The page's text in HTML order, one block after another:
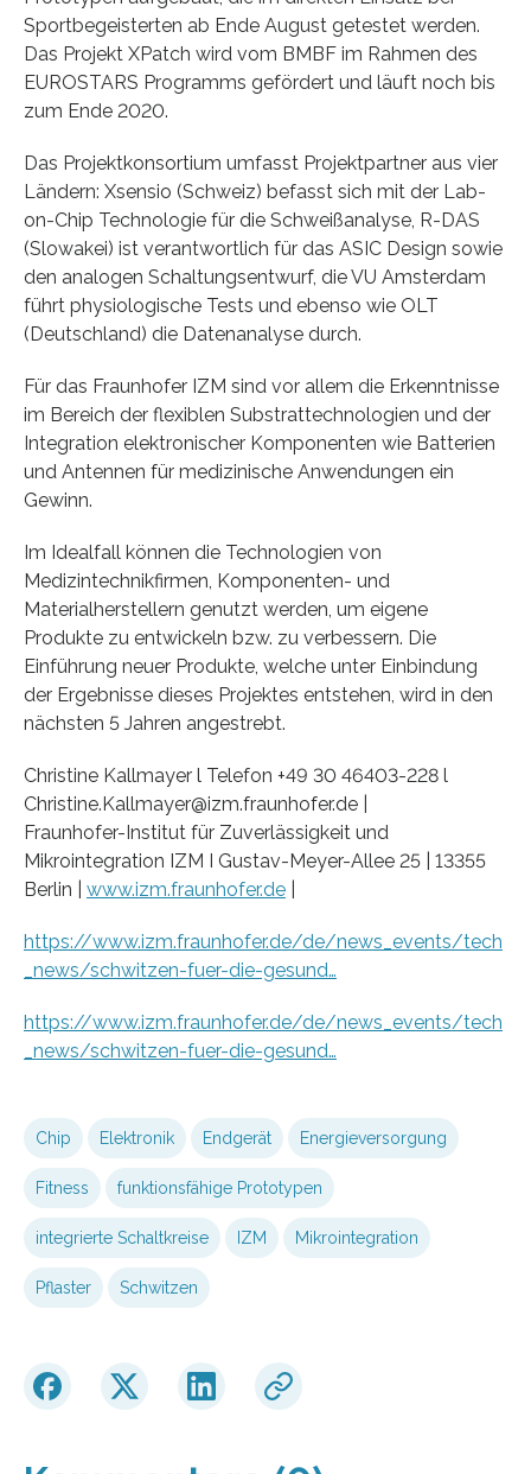
Sportbegeisterten ab Ende August getestet werden.
Das Projekt XPatch wird vom BMBF im Rahmen des
EUROSTARS Programms gefördert und läuft noch bis
zum Ende 2020.
Das Projektkonsortium umfasst Projektpartner aus vier
Ländern: Xsensio (Schweiz) befasst sich mit der Lab-
on-Chip Technologie für die Schweißanalyse, R-DAS
(Slowakei) ist verantwortlich für das ASIC Design sowie
den analogen Schaltungsentwurf, die VU Amsterdam
führt physiologische Tests und ebenso wie OLT
(Deutschland) die Datenanalyse durch.
Für das Fraunhofer IZM sind vor allem die Erkenntnisse
im Bereich der flexiblen Substrattechnologien und der
Integration elektronischer Komponenten wie Batterien
und Antennen für medizinische Anwendungen ein
Gewinn.
Im Idealfall können die Technologien von
Medizintechnikfirmen, Komponenten- und
Materialherstellern genutzt werden, um eigene
Produkte zu entwickeln bzw. zu verbessern. Die
Einführung neuer Produkte, welche unter Einbindung
der Ergebnisse dieses Projektes entstehen, wird in den
nächsten 5 Jahren angestrebt.
Christine Kallmayer l Telefon +49 30 46403-228 l
Christine.Kallmayer@izm.fraunhofer.de |
Fraunhofer-Institut für Zuverlässigkeit und
Mikrointegration IZM I Gustav-Meyer-Allee 25 | 13355
Berlin | www.izm.fraunhofer.de
https://www.izm.fraunhofer.de/de/news_events/tech
_news/schwitzen-fuer-die-gesund…
https://www.izm.fraunhofer.de/de/news_events/tech
_news/schwitzen-fuer-die-gesund…
Chip Elektronik Endgerät Energieversorgung
Fitness funktionsfähige Prototypen
integrierte Schaltkreise IZM Mikrointegration
Pflaster Schwitzen